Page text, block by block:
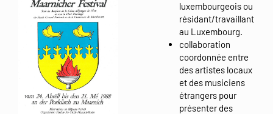
luxembourgeois ou
résidant/travaillant
au Luxembourg.
collaboration
coordonnée entre
des artistes locaux
et des musiciens
étrangers pour
présenter des